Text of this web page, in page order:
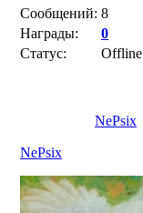
Сообщений: 8
Награды:
0
Статус:
Offline
NePsix
NePsix